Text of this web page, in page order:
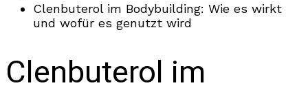
Clenbuterol im Bodybuilding: Wie es wirkt
und wofür es genutzt wird
Clenbuterol im